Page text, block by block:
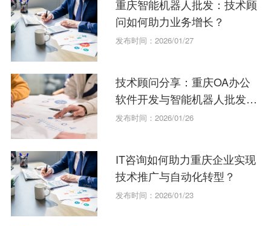
重庆智能机器人批发：技术顾
问如何助力业务增长？
发布时间：2026/01/27
技术顾问分享：重庆OA办公
软件开发与智能机器人批发的
协同策略
发布时间：2026/01/26
IT咨询如何助力重庆企业实现
技术推广与自动化转型？
发布时间：2026/01/23